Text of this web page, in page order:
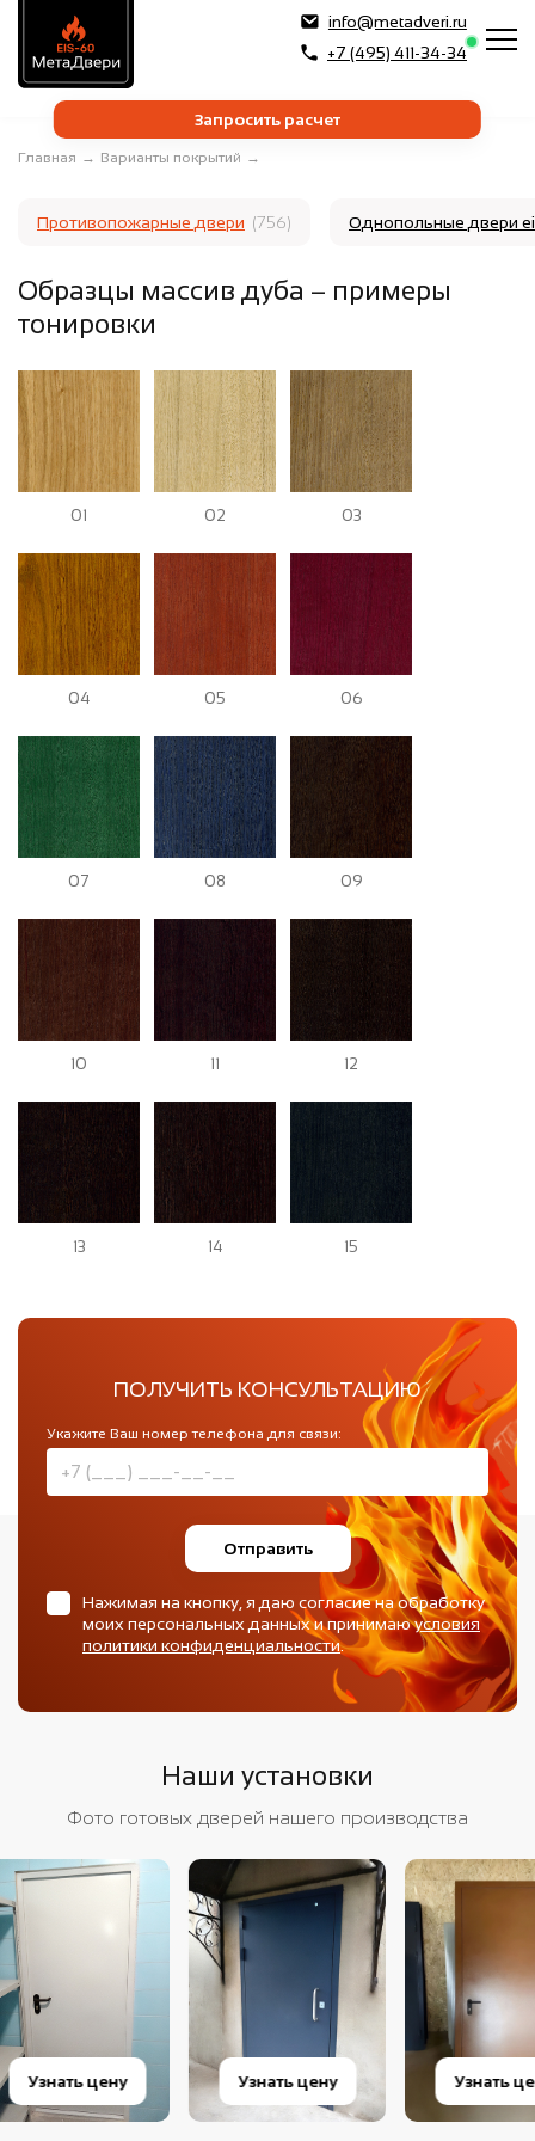
info@metadveri.ru
+7 (495) 411-34-34
Запросить расчет
Главная → Варианты покрытий →
Противопожарные двери (756) Однопольные двери
Образцы массив дуба – примеры
тонировки
01 02 03
04 05 06
07 08 09
10 11 12
13 14 15
ПОЛУЧИТЬ КОНСУЛЬТАЦИЮ
Укажите Ваш номер телефона для связи:
Отправить
Нажимая на кнопку, я даю согласие на обработку
моих персональных данных и принимаюусловия
политики конфиденциальности.
Наши установки
Фото готовых дверей нашего производства
Узнать цену Узнать цену